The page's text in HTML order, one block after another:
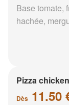
Base tomate,
hachée,
Pizza
Dès 11.50